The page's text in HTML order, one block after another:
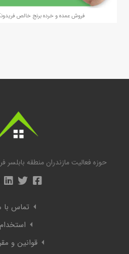
فروش عمده و خرده برنج خالص
حوزه فعالیت مازندران منطقه بابلسر
تماس با
استخدام
قوانین و